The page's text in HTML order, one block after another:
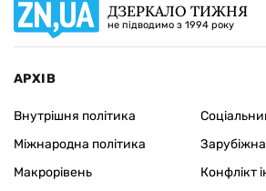
ДЗЕРКАЛО ТИЖНЯ
не підводимо з 1994 року
АРХІВ
Внутрішня політика
Міжнародна політика
Макрорівень
Конфлікт